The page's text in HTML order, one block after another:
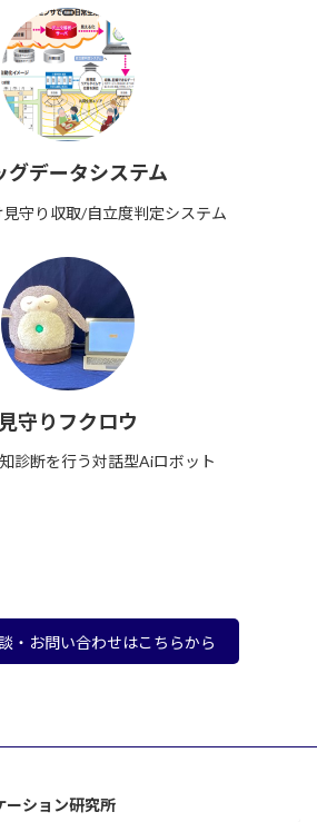
グデータシステム
守り収取/自立度判定システム
見守りフクロウ
診断を行う対話型Aiロボット
・お問い合わせはこちらから
ーション研究所